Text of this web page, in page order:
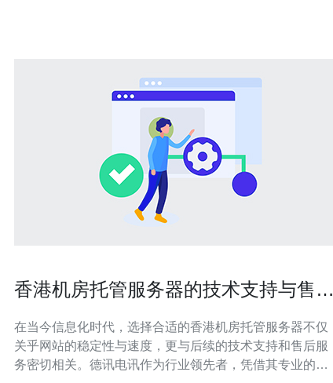
香港机房托管服务器的技术支持与售后
在当今信息化时代，选择合适的香港机房托管服务器不仅
关乎网站的稳定性与速度，更与后续的技术支持和售后服
务密切相关。德讯电讯作为行业领先者，凭借其专业的团